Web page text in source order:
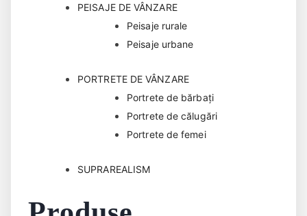
PEISAJE DE VÂNZARE
Peisaje rurale
Peisaje urbane
PORTRETE DE VÂNZARE
Portrete de bărbaţi
Portrete de călugări
Portrete de femei
SUPRAREALISM